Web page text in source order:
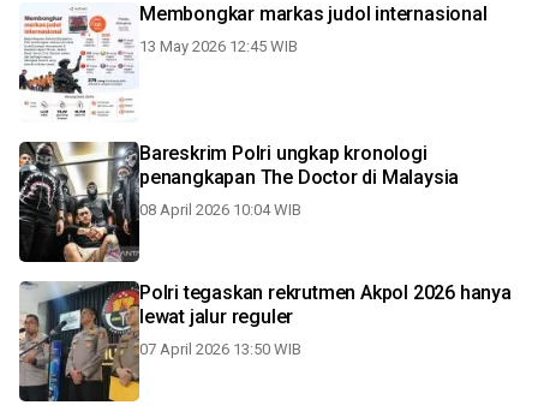
Membongkar markas judol internasional
13 May 2026 12:45 WIB
Bareskrim Polri ungkap kronologi
penangkapan The Doctor di Malaysia
08 April 2026 10:04 WIB
Polri tegaskan rekrutmen Akpol 2026 hanya
lewat jalur reguler
07 April 2026 13:50 WIB